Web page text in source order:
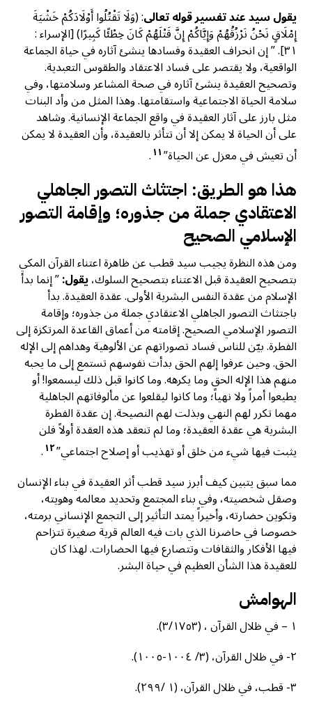
يقول سيد عند تفسير قوله تعالى: (وَلَا تَقْتُلُوا أَوْلَادَكُمْ خَشْيَةَ
إِمْلَاقٍ نَحْنُ نَرْزُقُهُمْ وَإِيَّاكُمْ إِنَّ قَتْلَهُمْ كَانَ خِطْئًا كَبِيرًا) [الإسراء :
٣١]. ” إن انحراف العقيدة وفسادها ينشئ آثاره في حياة الجماعة
الواقعية، ولا يقتصر على فساد الاعتقاد والطقوس التعبدية.
وتصحيح العقيدة ينشئ آثاره في صحة المشاعر وسلامتها، وفي
سلامة الحياة الاجتماعية واستقامتها. وهذا المثل من وأد البنات
مثل بارز على آثار العقيدة في واقع الجماعة الإنسانية. وشاهد
على أن الحياة لا يمكن إلا أن تتأثر بالعقيدة، وأن العقيدة لا يمكن
أن تعيش في معزل عن الحياة”١١.
هذا هو الطريق: اجتثاث التصور الجاهلي
الاعتقادي جملة من جذوره؛ وإقامة التصور
الإسلامي الصحيح
ومن هذه النظرة يجيب سيد قطب عن ظاهرة اعتناء القرآن المكي
بتصحيح العقيدة قبل الاعتناء بتصحيح السلوك،يقول:” إنما بدأ
الإسلام من عقدة النفس البشرية الأولى. عقدة العقيدة. بدأ
باجتثاث التصور الجاهلي الاعتقادي جملة من جذوره؛ وإقامة
التصور الإسلامي الصحيح. إقامته من أعماق القاعدة المرتكزة إلى
الفطرة. بيّن للناس فساد تصوراتهم عن الألوهية وهداهم إلى الإله
الحق. وحين عرفوا إلهم الحق بدأت نفوسهم تستمع إلى ما يحبه
منهم هذا الإله الحق وما يكرهه. وما كانوا قبل ذلك ليسمعوا! أو
يطيعوا أمراً ولا نهياً؛ وما كانوا ليقلعوا عن مألوفاتهم الجاهلية
مهما تكرر لهم النهي وبذلت لهم النصيحة. إن عقدة الفطرة
البشرية هي عقدة العقيدة؛ وما لم تنعقد هذه العقدة أولاً فلن
يثبت فيها شيء من خلق أو تهذيب أو إصلاح اجتماعي”١٢.
مما سبق يتبين كيف أبرز سيد قطب أثر العقيدة في بناء الإنسان
وصقل شخصيته، وفي بناء المجتمع وتحديد معالمه وهويته،
وتكوين حضارته، وأخيراً يمتد التأثير إلى التجمع الإنساني برمته،
خصوصا في حاضرنا الذي بات فيه العالم قرية صغيرة تتزاحم
فيها الأفكار والثقافات وتتصارع فيها الحضارات. لهذا كان
للعقيدة هذا الشأن العظيم في حياة البشر.
الهوامش
١ – في ظلال القرآن ، (٣/١٧٥٣).
٢- في ظلال القرآن، (٣/ ١٠٠٤-١٠٠٥).
٣- قطب، في ظلال القرآن، (١ /٢٩٩).